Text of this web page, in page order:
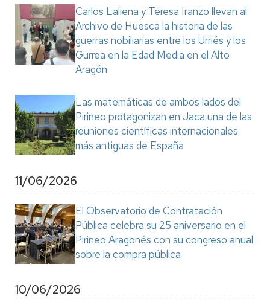
Carlos Laliena y Teresa Iranzo llevan al
Archivo de Huesca la historia de las
guerras nobiliarias entre los Urriés y los
Gurrea en la Edad Media en el Alto
Aragón
Las matemáticas de ambos lados del
Pirineo protagonizan en Jaca una de las
reuniones científicas internacionales
más antiguas de España
11/06/2026
El Observatorio de Contratación
Pública celebra su 25 aniversario en el
Pirineo Aragonés con su congreso anual
sobre la compra pública
10/06/2026